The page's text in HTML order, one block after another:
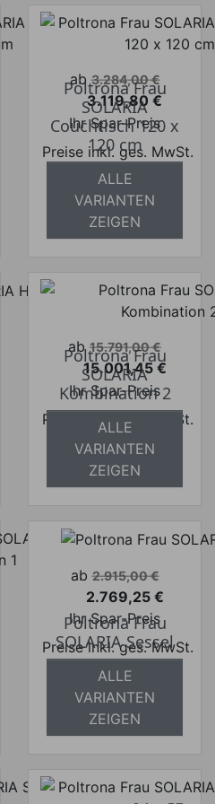
Verkaufspreis
ab 3.284,00 €
Preis
3.119,80 €
Ihr Spar-Preis
Preise inkl. ges. MwSt.
absolut
versandkostenfrei
Poltrona Frau
SOLARIA
Couchtisch 120 x
120 cm
ALLE
VARIANTEN
ZEIGEN
Verkaufspreis
ab 15.791,00 €
Preis
15.001,45 €
Ihr Spar-Preis
Preise inkl. ges. MwSt.
absolut
versandkostenfrei
Poltrona Frau
SOLARIA
Kombination 2
ALLE
VARIANTEN
ZEIGEN
Verkaufspreis
ab 2.915,00 €
Preis
2.769,25 €
Ihr Spar-Preis
Preise inkl. ges. MwSt.
absolut
versandkostenfrei
Poltrona Frau
SOLARIA Sessel
ALLE
VARIANTEN
ZEIGEN